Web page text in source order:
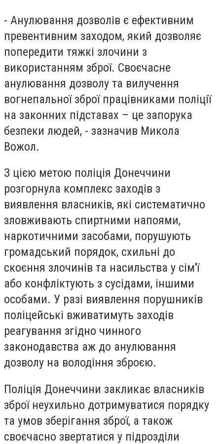
- Анулювання дозволів є ефективним
превентивним заходом, який дозволяє
попередити тяжкі злочини з
використанням зброї. Своєчасне
анулювання дозволу та вилучення
вогнепальної зброї працівниками поліції
на законних підставах – це запорука
безпеки людей, - зазначив Микола
Вожол.
З цією метою поліція Донеччини
розгорнула комплекс заходів з
виявлення власників, які систематично
зловживають спиртними напоями,
наркотичними засобами, порушують
громадський порядок, схильні до
скоєння злочинів та насильства у сім'ї
або конфліктують з сусідами, іншими
особами. У разі виявлення порушників
поліцейські вживатимуть заходів
реагування згідно чинного
законодавства аж до анулювання
дозволу на володіння зброєю.
Поліція Донеччини закликає власників
зброї неухильно дотримуватися порядку
та умов зберігання зброї, а також
своєчасно звертатися у підрозділи